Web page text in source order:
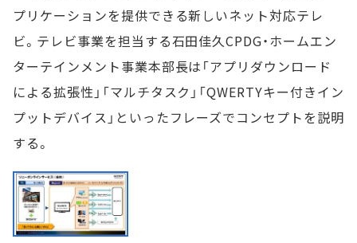
プリケーションを提供できる新しいネット対応テレ
ビ。テレビ事業を担当する石田佳久CPDG・ホームエン
ターテインメント事業本部長は「アプリダウンロード
による拡張性」「マルチタスク」「QWERTYキー付きイン
プットデバイス」といったフレーズでコンセプトを説明
する。